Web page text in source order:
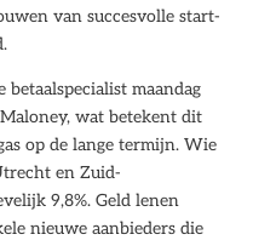
van succesvolle start-
betaalspecialist maandag
wat betekent dit
op de lange termijn. Wie
en Zuid-
9,8%. Geld lenen
nieuwe aanbieders die